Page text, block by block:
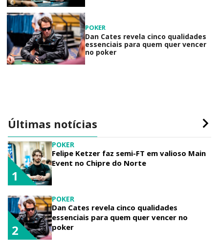
POKER
Dan Cates revela cinco qualidades
essenciais para quem quer vencer
no poker
Últimas notícias
POKER
Felipe Ketzer faz semi-FT em valioso Main
Event no Chipre do Norte
1
POKER
Dan Cates revela cinco qualidades
essenciais para quem quer vencer no
poker
2